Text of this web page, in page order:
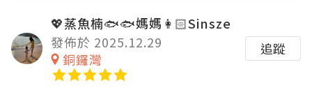
💖蒸魚楠🐟🐟媽媽👩🏻Sinsze
發佈於 2025.12.29
銅鑼灣
追蹤